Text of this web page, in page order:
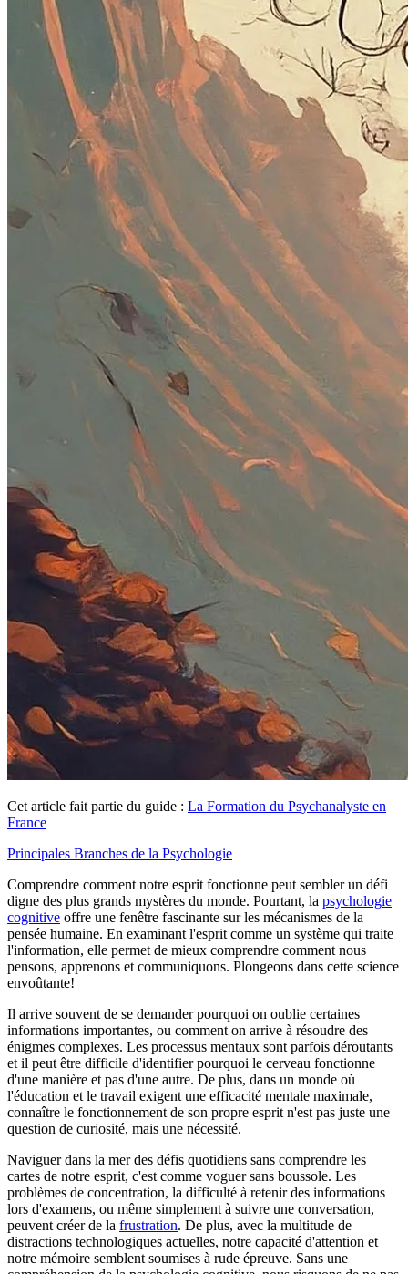
Cet article fait partie du guide : La Formation du Psychanalyste en
France
Principales Branches de la Psychologie
Comprendre comment notre esprit fonctionne peut sembler un défi
digne des plus grands mystères du monde. Pourtant, la psychologie
cognitive offre une fenêtre fascinante sur les mécanismes de la
pensée humaine. En examinant l'esprit comme un système qui traite
l'information, elle permet de mieux comprendre comment nous
pensons, apprenons et communiquons. Plongeons dans cette science
envoûtante!
Il arrive souvent de se demander pourquoi on oublie certaines
informations importantes, ou comment on arrive à résoudre des
énigmes complexes. Les processus mentaux sont parfois déroutants
et il peut être difficile d'identifier pourquoi le cerveau fonctionne
d'une manière et pas d'une autre. De plus, dans un monde où
l'éducation et le travail exigent une efficacité mentale maximale,
connaître le fonctionnement de son propre esprit n'est pas juste une
question de curiosité, mais une nécessité.
Naviguer dans la mer des défis quotidiens sans comprendre les
cartes de notre esprit, c'est comme voguer sans boussole. Les
problèmes de concentration, la difficulté à retenir des informations
lors d'examens, ou même simplement à suivre une conversation,
peuvent créer de la frustration. De plus, avec la multitude de
distractions technologiques actuelles, notre capacité d'attention et
notre mémoire semblent soumises à rude épreuve. Sans une